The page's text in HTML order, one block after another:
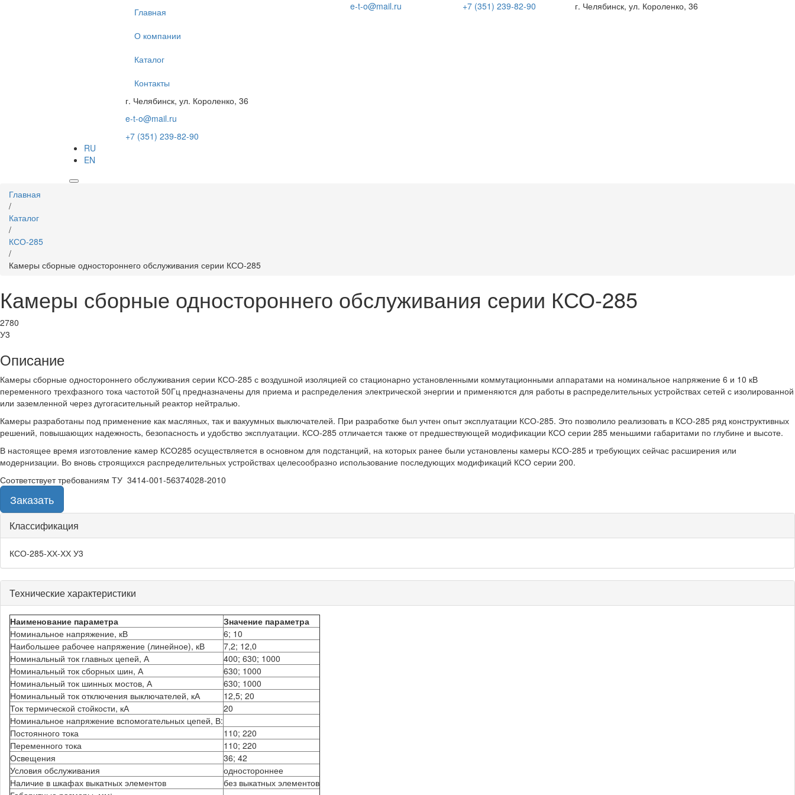
Главная
О компании
Каталог
Контакты
г. Челябинск, ул. Короленко, 36
e-t-o@mail.ru
+7 (351) 239-82-90
e-t-o@mail.ru +7 (351) 239-82-90 г. Челябинск, ул. Короленко, 36
RU
EN
Вы
здесь
Главная
/
Каталог
/
КСО-285
/
Камеры сборные одностороннего обслуживания серии КСО-285
Камеры сборные одностороннего обслуживания серии КСО-285
2780
У3
Описание
Камеры сборные одностороннего обслуживания серии КСО-285 с воздушной изоляцией со стационарно установленными коммутационными аппаратами на номинальное напряжение 6 и 10 кВ
переменного трехфазного тока частотой 50Гц предназначены для приема и распределения электрической энергии и применяются для работы в распределительных устройствах сетей с изолированной
или заземленной через дугогасительный реактор нейтралью.
Камеры разработаны под применение как масляных, так и вакуумных выключателей. При разработке был учтен опыт эксплуатации КСО-285. Это позволило реализовать в КСО-285 ряд конструктивных
решений, повышающих надежность, безопасность и удобство эксплуатации. КСО-285 отличается также от предшествующей модификации КСО серии 285 меньшими габаритами по глубине и высоте.
В настоящее время изготовление камер КСО285 осуществляется в основном для подстанций, на которых ранее были установлены камеры КСО-285 и требующих сейчас расширения или
модернизации. Во вновь строящихся распределительных устройствах целесообразно использование последующих модификаций КСО серии 200.
Соответствует требованиям ТУ 3414-001-56374028-2010
Заказать
Группа
вкладок
характеристик
товара
Классификация
КСО-285-ХХ-ХХ У3
Технические характеристики
Наименование параметра
Значение параметра
Номинальное напряжение, кВ
6; 10
Наибольшее рабочее напряжение (линейное), кВ
7,2; 12,0
Номинальный ток главных цепей, А
400; 630; 1000
Номинальный ток сборных шин, А
630; 1000
Номинальный ток шинных мостов, А
630; 1000
Номинальный ток отключения выключателей, кА
12,5; 20
Ток термической стойкости, кА
20
Номинальное напряжение вспомогательных цепей, В:
Постоянного тока
110; 220
Переменного тока
110; 220
Освещения
36; 42
Условия обслуживания
одностороннее
Наличие в шкафах выкатных элементов
без выкатных элементов